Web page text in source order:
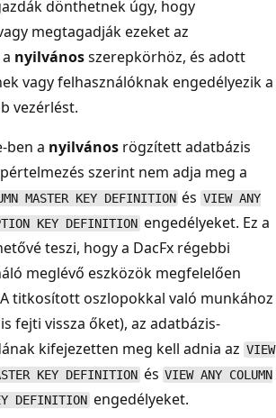
dönthetnek úgy, hogy
megtagadják ezeket az
nyilvánosszerepkörhöz, és adott
vagy felhasználóknak engedélyezik a
vezérlést.
ben a nyilvános rögzített adatbázis
szerint nem adja meg a
MASTER KEY DEFINITION és VIEW ANY
KEY DEFINITION engedélyeket. Ez a
teszi, hogy a DacFx régebbi
meglévő eszközök megfelelően
titkosított oszlopokkal való munkához
fejti vissza őket), az adatbázis-
kifejezetten meg kell adnia az VIEW
KEY DEFINITION és VIEW ANY COLUMN
DEFINITION engedélyeket.